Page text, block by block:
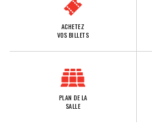
ACHETEZ
VOS BILLETS
PLAN DE LA
SALLE